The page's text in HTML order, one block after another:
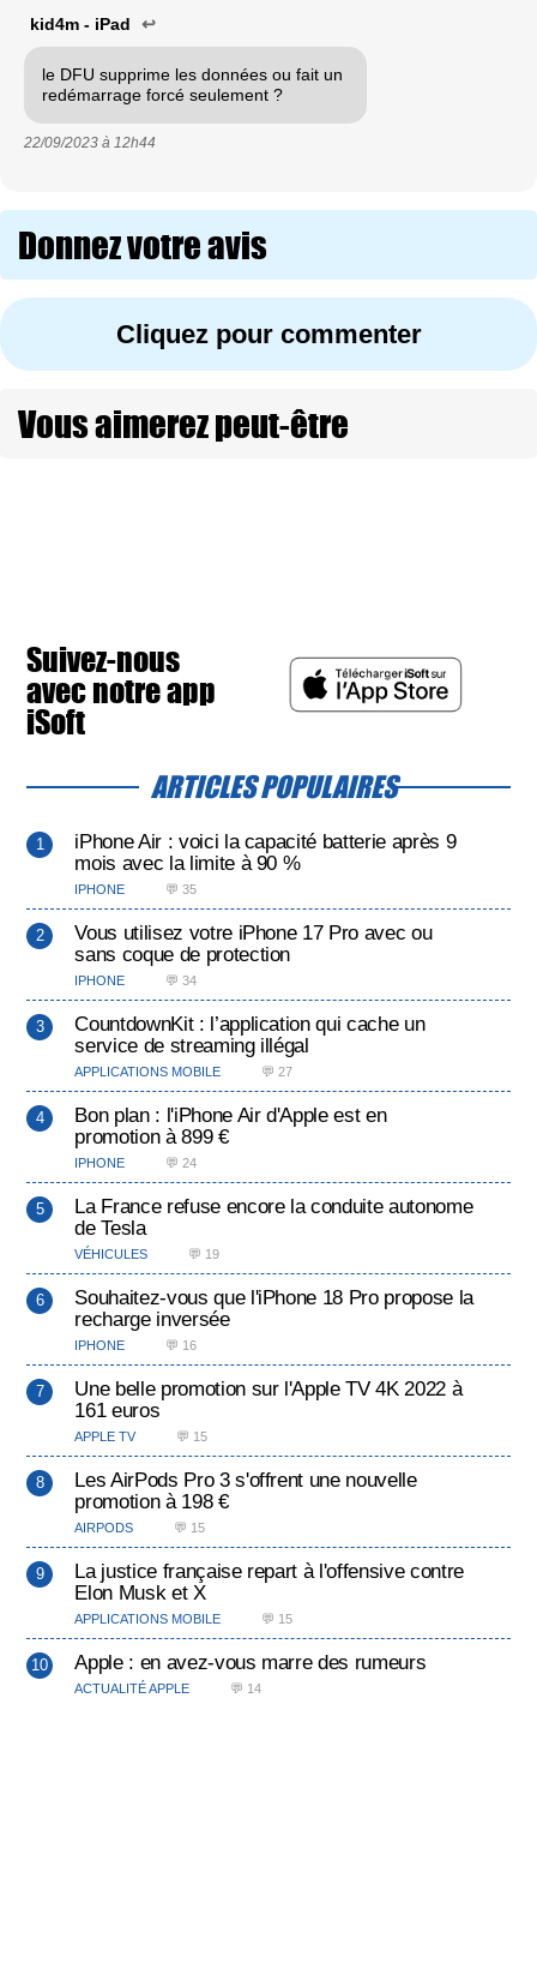
kid4m - iPad ↩
le DFU supprime les données ou fait un
redémarrage forcé seulement ?
22/09/2023 à 12h44
Donnez votre avis
Cliquez pour commenter
Vous aimerez peut-être
Suivez-nous
avec notre app
iSoft
ARTICLES POPULAIRES
iPhone Air : voici la capacité batterie après 9
mois avec la limite à 90 %
IPHONE 💬 35
Vous utilisez votre iPhone 17 Pro avec ou
sans coque de protection
IPHONE 💬 34
CountdownKit : l’application qui cache un
service de streaming illégal
APPLICATIONS MOBILE 💬 27
Bon plan : l'iPhone Air d'Apple est en
promotion à 899 €
IPHONE 💬 24
La France refuse encore la conduite autonome
de Tesla
VÉHICULES 💬 19
Souhaitez-vous que l'iPhone 18 Pro propose la
recharge inversée
IPHONE 💬 16
Une belle promotion sur l'Apple TV 4K 2022 à
161 euros
APPLE TV 💬 15
Les AirPods Pro 3 s'offrent une nouvelle
promotion à 198 €
AIRPODS 💬 15
La justice française repart à l'offensive contre
Elon Musk et X
APPLICATIONS MOBILE 💬 15
Apple : en avez-vous marre des rumeurs
ACTUALITÉ APPLE 💬 14